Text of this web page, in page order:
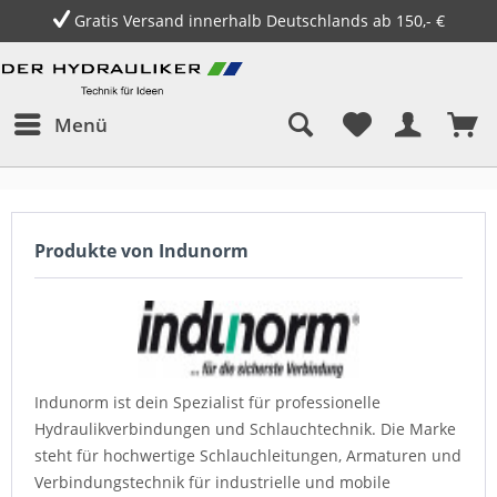
Gratis Versand innerhalb Deutschlands ab 150,- €
Menü
Produkte von Indunorm
Indunorm ist dein Spezialist für professionelle
Hydraulikverbindungen und Schlauchtechnik. Die Marke
steht für hochwertige Schlauchleitungen, Armaturen und
Verbindungstechnik für industrielle und mobile